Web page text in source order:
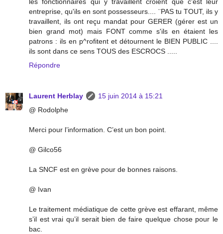
les fonctionnaires qui y travaillent croient que c'est leur
entreprise, qu'ils en sont possesseurs.... ¨PAS tu TOUT, ils y
travaillent, ils ont reçu mandat pour GERER (gérer est un
bien grand mot) mais FONT comme s'ils en étaient les
patrons : ils en p^rofitent et détournent le BIEN PUBLIC ....
ils sont dans ce sens TOUS des ESCROCS .....
Répondre
Laurent Herblay
15 juin 2014 à 15:21
@ Rodolphe
Merci pour l’information. C’est un bon point.
@ Gilco56
La SNCF est en grève pour de bonnes raisons.
@ Ivan
Le traitement médiatique de cette grève est effarant, même
s’il est vrai qu’il serait bien de faire quelque chose pour le
bac.